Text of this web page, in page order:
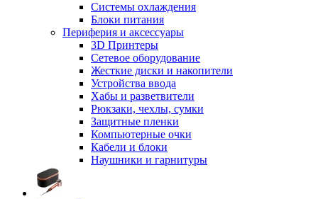
Системы охлаждения
Блоки питания
Периферия и аксессуары
3D Принтеры
Сетевое оборудование
Жесткие диски и накопители
Устройства ввода
Хабы и разветвители
Рюкзаки, чехлы, сумки
Защитные пленки
Компьютерные очки
Кабели и блоки
Наушники и гарнитуры